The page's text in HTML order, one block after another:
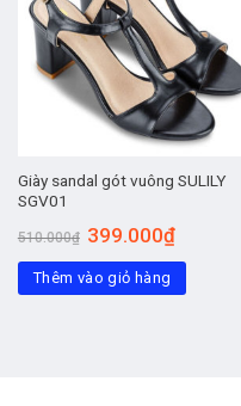
Giày sandal gót vuông SULILY
SGV01
510.000₫ Giá
gốc
là:
510.000₫.
399.000₫Giá
tại
399.000₫.
Thêm vào giỏ hàng